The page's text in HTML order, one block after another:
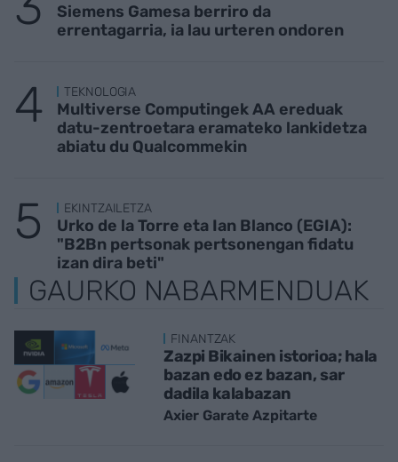
Siemens Gamesa berriro da
errentagarria, ia lau urteren ondoren
TEKNOLOGIA
Multiverse Computingek AA ereduak
datu-zentroetara eramateko lankidetza
abiatu du Qualcommekin
EKINTZAILETZA
Urko de la Torre eta Ian Blanco (EGIA):
"B2Bn pertsonak pertsonengan fidatu
izan dira beti"
GAURKO NABARMENDUAK
FINANTZAK
Zazpi Bikainen istorioa; hala
bazan edo ez bazan, sar
dadila kalabazan
Axier Garate Azpitarte